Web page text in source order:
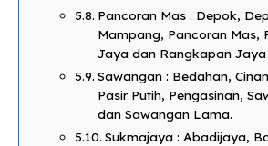
Pancoran Mas : Depok,
Mampang, Pancoran Mas,
Jaya dan Rangkapan Jaya
Sawangan : Bedahan,
Pasir Putih, Pengasinan,
dan Sawangan Lama.
Sukmajaya : Abadijaya,